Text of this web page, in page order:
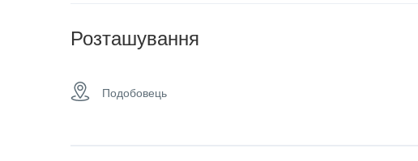
Розташування
Подобовець